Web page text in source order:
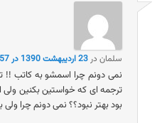
سلمان در23 اردیبهشت 1390 در 12:57
نمی دونم چرا اسمشو به کاتب !!
ترجمه ای که خواستین بکنین ولی
بود بهتر نبود؟؟ نمی دونم چرا